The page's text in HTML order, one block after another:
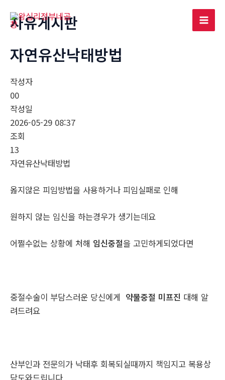
Main
자유게시판
자연유산낙태방법
작성자
00
작성일
2026-05-29 08:37
조회
13
자연유산낙태방법
옳지않은 피임방법을 사용하거나 피임실패로 인해
원하지 않는 임신을 하는경우가 생기는데요
어쩔수없는 상황에 처해 임신중절을 고민하게되었다면
중절수술이 부담스러운 당신에게 약물중절 미프진 대해 알
려드려요
산부인과 전문의가 낙태후 회복되실때까지 책임지고 복용상